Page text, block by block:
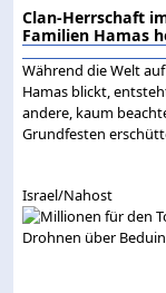
Clan-Herrschaft
Familien Hamas
Während die Welt
Hamas blickt,
andere, kaum
Grundfesten
Israel/Nahost